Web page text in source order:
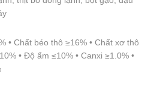
• Chất béo thô ≥16% • Chất xơ thô
• Độ ẩm ≤10% • Canxi ≥1.0% •